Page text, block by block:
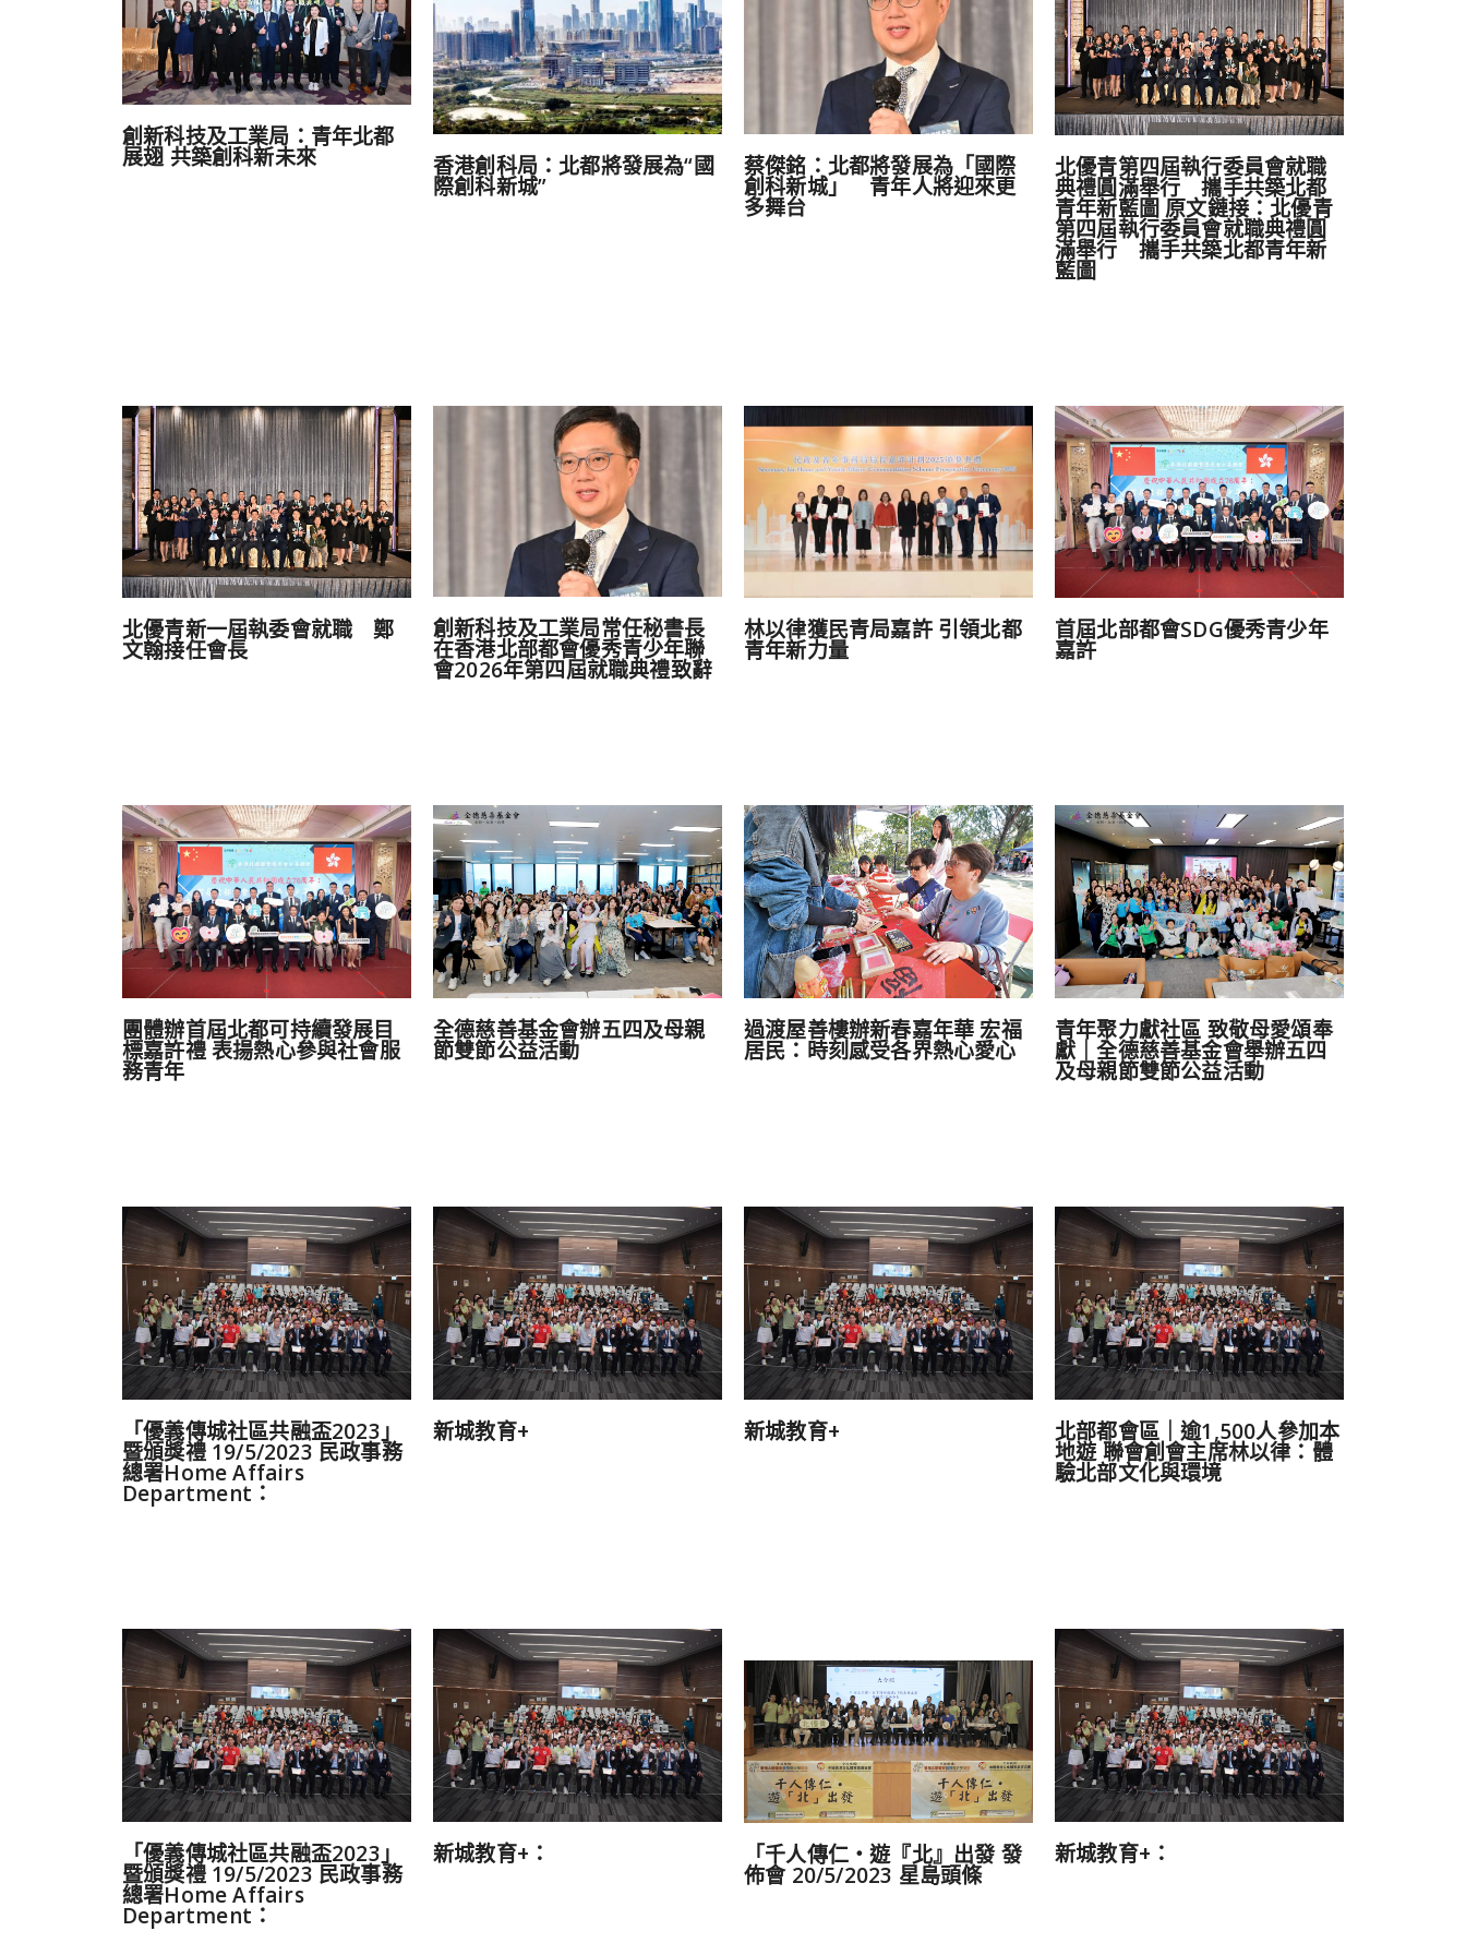
創新科技及工業局：青年北都
展翅 共築創科新未來 香港創科局：北都將發展為“國
際創科新城”
蔡傑銘：北都將發展為「國際
創科新城」 青年人將迎來更
多舞台
北優青第四屆執行委員會就職
典禮圓滿舉行 攜手共築北都
青年新藍圖 原文鏈接：北優青
第四屆執行委員會就職典禮圓
滿舉行 攜手共築北都青年新
藍圖
北優青新一屆執委會就職 鄭
文翰接任會長
創新科技及工業局常任秘書長
在香港北部都會優秀青少年聯
會2026年第四屆就職典禮致辭
林以律獲民青局嘉許 引領北都
青年新力量
首屆北部都會SDG優秀青少年
嘉許
團體辦首屆北都可持續發展目
標嘉許禮 表揚熱心參與社會服
務青年
全德慈善基金會辦五四及母親
節雙節公益活動
過渡屋善樓辦新春嘉年華 宏福
居民：時刻感受各界熱心愛心
青年聚力獻社區 致敬母愛頌奉
獻｜全德慈善基金會舉辦五四
及母親節雙節公益活動
「優義傳城社區共融盃2023」
暨頒獎禮 19/5/2023 民政事務
總署Home Affairs
Department：
新城教育+ 新城教育+ 北部都會區｜逾1,500人參加本
地遊 聯會創會主席林以律：體
驗北部文化與環境
「優義傳城社區共融盃2023」
暨頒獎禮 19/5/2023 民政事務
總署Home Affairs
Department：
新城教育+： 「千人傳仁‧遊『北』出發 發
佈會 20/5/2023 星島頭條
新城教育+：